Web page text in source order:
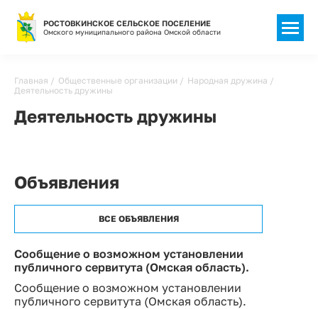
РОСТОВКИНСКОЕ СЕЛЬСКОЕ ПОСЕЛЕНИЕ
Омского муниципального района Омской области
Строка
навигации
Главная Общественные организации
Народная дружина
Деятельность дружины
Деятельность дружины
Объявления
ВСЕ ОБЪЯВЛЕНИЯ
Сообщение о возможном установлении
публичного сервитута (Омская область).
Сообщение о возможном установлении
публичного сервитута (Омская область).